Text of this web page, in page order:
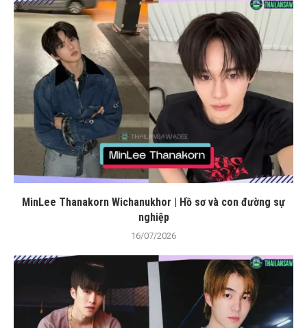
MinLee Thanakorn Wichanukhor | Hồ sơ và con đường sự
nghiệp
16/07/2026